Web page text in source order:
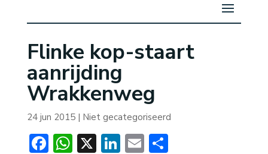
Flinke kop-staart
aanrijding
Wrakkenweg
24 jun 2015| Niet gecategoriseerd
Facebook
WhatsApp
X LinkedIn
EmailDelen